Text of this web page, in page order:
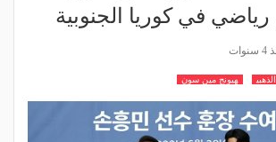
في كوريا الجنوبية
هيونج مين سون